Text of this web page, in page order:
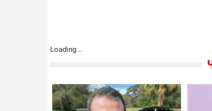
Loading...